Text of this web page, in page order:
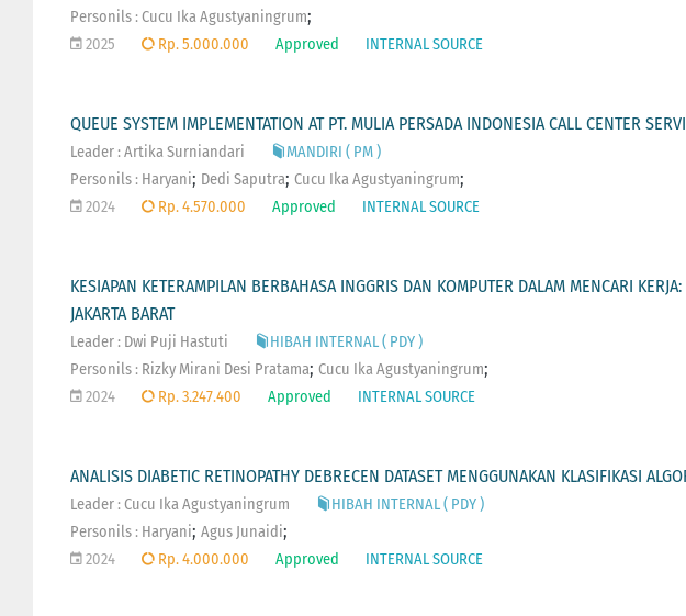
Personils :Cucu Ika Agustyaningrum;
2025 Rp. 5.000.000 Approved INTERNAL SOURCE
QUEUE SYSTEM IMPLEMENTATION AT PT. MULIA PERSADA INDONESIA CALL CENTER
Leader : Artika Surniandari
MANDIRI ( PM )
Personils : Haryani; Dedi Saputra; Cucu Ika Agustyaningrum;
2024 Rp. 4.570.000 Approved INTERNAL SOURCE
KESIAPAN KETERAMPILAN BERBAHASA INGGRIS DAN KOMPUTER DALAM MENCARI
JAKARTA BARAT
Leader : Dwi Puji Hastuti
HIBAH INTERNAL ( PDY )
Personils : Rizky Mirani Desi Pratama; Cucu Ika Agustyaningrum;
2024 Rp. 3.247.400 Approved INTERNAL SOURCE
ANALISIS DIABETIC RETINOPATHY DEBRECEN DATASET MENGGUNAKAN KLASIFIKASI
Leader : Cucu Ika Agustyaningrum
HIBAH INTERNAL ( PDY )
Personils : Haryani; Agus Junaidi;
2024 Rp. 4.000.000 Approved INTERNAL SOURCE